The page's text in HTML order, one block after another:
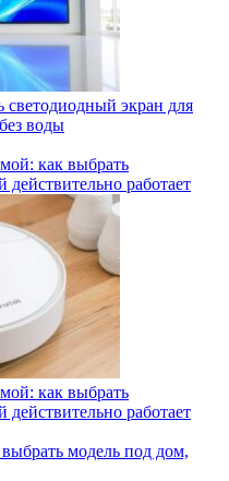
светодиодный экран для
воды
как выбрать
работает
как выбрать
работает
модель под дом,